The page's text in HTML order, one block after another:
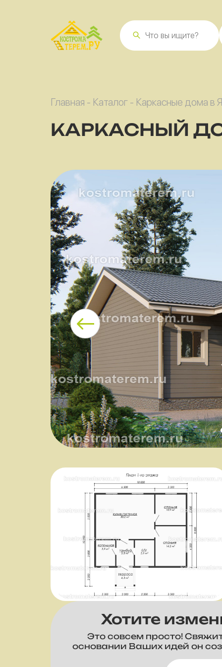
Главная - Каталог - Каркасные дома в
КАРКАСНЫЙ
Хотите
Это совсем просто!
основании Ваших идей он